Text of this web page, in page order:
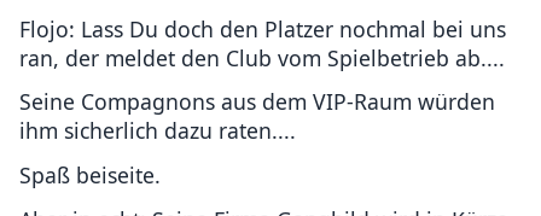
Flojo: Lass Du doch den Platzer nochmal bei uns
ran, der meldet den Club vom Spielbetrieb ab....
Seine Compagnons aus dem VIP-Raum würden
ihm sicherlich dazu raten....
Spaß beiseite.